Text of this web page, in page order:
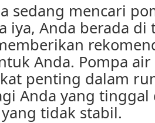
sedang mencari
iya, Anda berada
Anda. Pompa
penting dalam
Anda yang tinggal
tidak stabil.